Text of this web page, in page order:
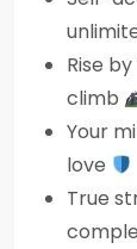
Rise
climb
Your
love
True